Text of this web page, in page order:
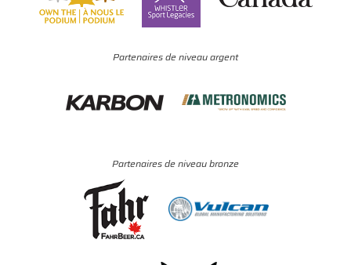
Partenaires de niveau argent
Partenaires de niveau bronze